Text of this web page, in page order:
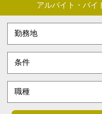
アルバイト・バイ